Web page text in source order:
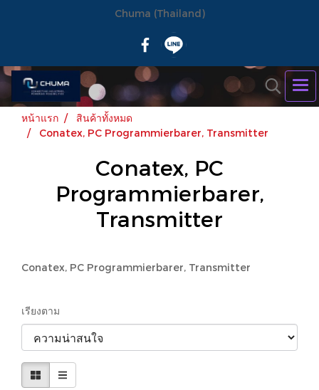
Chuma (Thailand)
หน้าแรก
สินค้าทั้งหมด
Conatex, PC Programmierbarer, Transmitter
Conatex, PC
Programmierbarer,
Transmitter
Conatex, PC Programmierbarer, Transmitter
เรียงตาม